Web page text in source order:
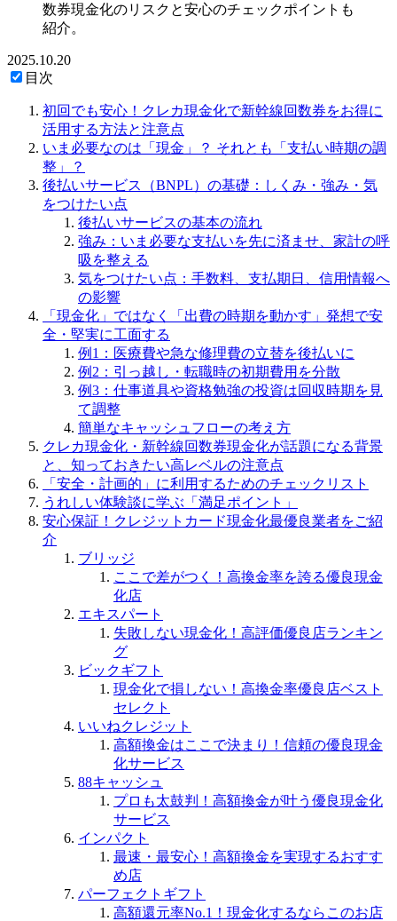
数券現金化のリスクと安心のチェックポイントも
紹介。
2025.10.20
目次
初回でも安心！クレカ現金化で新幹線回数券をお得に
活用する方法と注意点
いま必要なのは「現金」？ それとも「支払い時期の調
整」？
後払いサービス（BNPL）の基礎：しくみ・強み・気
をつけたい点
後払いサービスの基本の流れ
強み：いま必要な支払いを先に済ませ、家計の呼
吸を整える
気をつけたい点：手数料、支払期日、信用情報へ
の影響
「現金化」ではなく「出費の時期を動かす」発想で安
全・堅実に工面する
例1：医療費や急な修理費の立替を後払いに
例2：引っ越し・転職時の初期費用を分散
例3：仕事道具や資格勉強の投資は回収時期を見
て調整
簡単なキャッシュフローの考え方
クレカ現金化・新幹線回数券現金化が話題になる背景
と、知っておきたい高レベルの注意点
「安全・計画的」に利用するためのチェックリスト
うれしい体験談に学ぶ「満足ポイント」
安心保証！クレジットカード現金化最優良業者をご紹
介
ブリッジ
ここで差がつく！高換金率を誇る優良現金
化店
エキスパート
失敗しない現金化！高評価優良店ランキン
グ
ビックギフト
現金化で損しない！高換金率優良店ベスト
セレクト
いいねクレジット
高額換金はここで決まり！信頼の優良現金
化サービス
88キャッシュ
プロも太鼓判！高額換金が叶う優良現金化
サービス
インパクト
最速・最安心！高額換金を実現するおすす
め店
パーフェクトギフト
高額還元率No.1！現金化するならこのお店